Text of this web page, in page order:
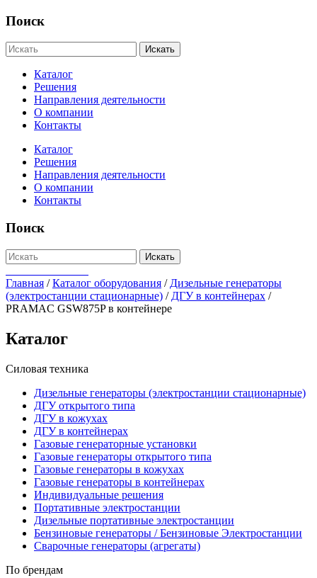
Поиск
Искать
Каталог
Решения
Направления деятельности
О компании
Контакты
Каталог
Решения
Направления деятельности
О компании
Контакты
Поиск
Искать
Главная /Каталог оборудования / Дизельные генераторы
(электростанции стационарные) / ДГУ в контейнерах /
PRAMAC GSW875P в контейнере
Каталог
Силовая техника
Дизельные генераторы (электростанции стационарные)
ДГУ открытого типа
ДГУ в кожухах
ДГУ в контейнерах
Газовые генераторные установки
Газовые генераторы открытого типа
Газовые генераторы в кожухах
Газовые генераторы в контейнерах
Индивидуальные решения
Портативные электростанции
Дизельные портативные электростанции
Бензиновые генераторы / Бензиновые Электростанции
Сварочные генераторы (агрегаты)
По брендам